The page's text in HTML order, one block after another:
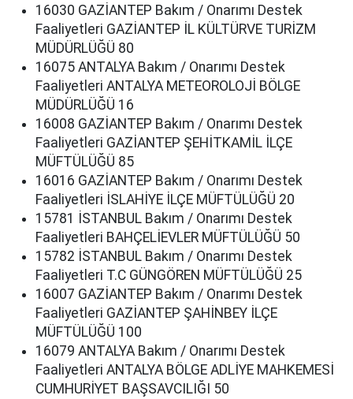
16030 GAZİANTEP Bakım / Onarımı Destek
Faaliyetleri GAZİANTEP İL KÜLTÜRVE TURİZM
MÜDÜRLÜĞÜ 80
16075 ANTALYA Bakım / Onarımı Destek
Faaliyetleri ANTALYA METEOROLOJİ BÖLGE
MÜDÜRLÜĞÜ 16
16008 GAZİANTEP Bakım / Onarımı Destek
Faaliyetleri GAZİANTEP ŞEHİTKAMİL İLÇE
MÜFTÜLÜĞÜ 85
16016 GAZİANTEP Bakım / Onarımı Destek
Faaliyetleri İSLAHİYE İLÇE MÜFTÜLÜĞÜ 20
15781 İSTANBUL Bakım / Onarımı Destek
Faaliyetleri BAHÇELİEVLER MÜFTÜLÜĞÜ 50
15782 İSTANBUL Bakım / Onarımı Destek
Faaliyetleri T.C GÜNGÖREN MÜFTÜLÜĞÜ 25
16007 GAZİANTEP Bakım / Onarımı Destek
Faaliyetleri GAZİANTEP ŞAHİNBEY İLÇE
MÜFTÜLÜĞÜ 100
16079 ANTALYA Bakım / Onarımı Destek
Faaliyetleri ANTALYA BÖLGE ADLİYE MAHKEMESİ
CUMHURİYET BAŞSAVCILIĞI 50